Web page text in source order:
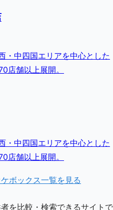
・中四国エリアを中心とした
店舗以上展開。
・中四国エリアを中心とした
店舗以上展開。
ボックス一覧を見る
を比較・検索できるサイトで